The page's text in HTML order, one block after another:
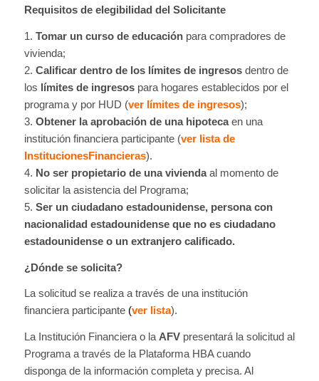
Requisitos de elegibilidad del Solicitante
1. Tomar un curso de educaciónpara compradores de
vivienda;
2. Calificar dentro de los límites de ingresosdentro de
los límites de ingresospara hogares establecidos por el
programa y por HUD (ver límites de ingresos);
3. Obtener la aprobación de una hipotecaen una
institución financiera participante (ver lista de
InstitucionesFinancieras).
4. No ser propietario de una viviendaal momento de
solicitar la asistencia del Programa;
5. Ser un ciudadano estadounidense, persona con
nacionalidad estadounidense que no es ciudadano
estadounidense o un extranjero calificado.
¿Dónde se solicita?
La solicitud se realiza a través de una institución
financiera participante (ver lista).
La Institución Financiera o la AFVpresentará la solicitud al
Programa a través de la Plataforma HBA cuando
disponga de la información completa y precisa. Al